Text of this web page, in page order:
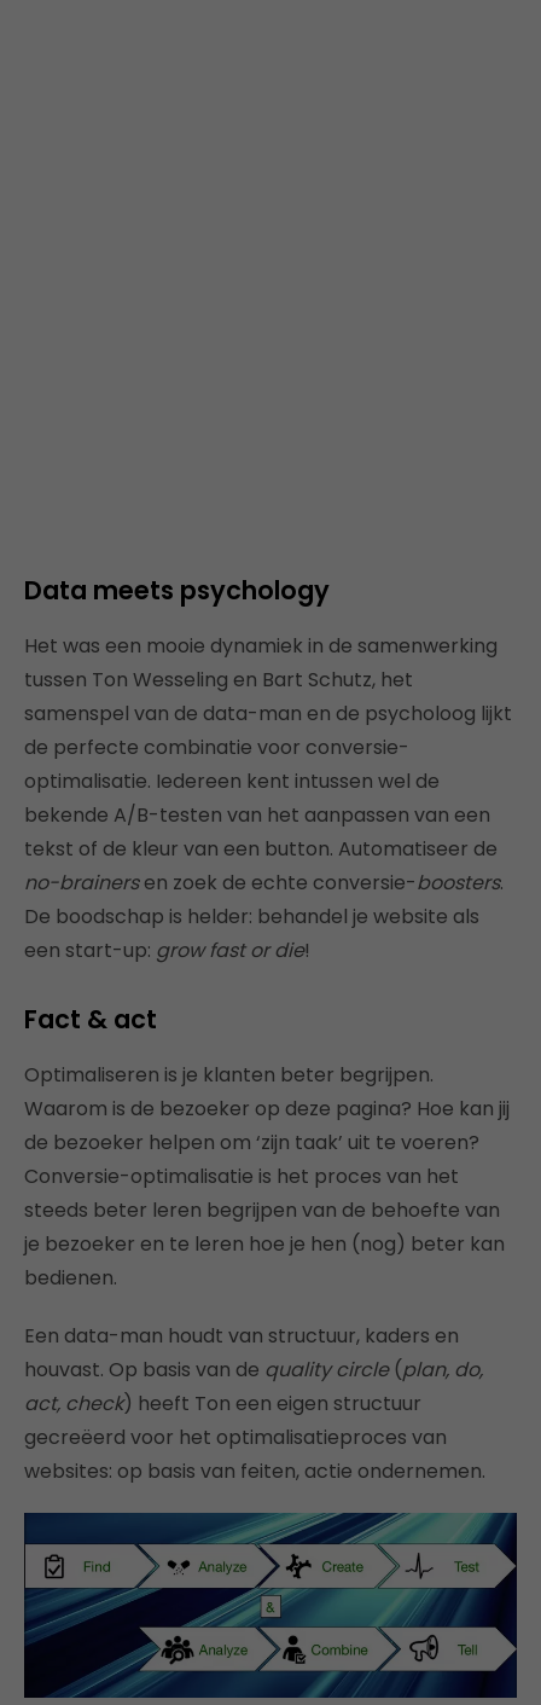
Data meets psychology
Het was een mooie dynamiek in de samenwerking
tussen Ton Wesseling en Bart Schutz, het
samenspel van de data-man en de psycholoog lijkt
de perfecte combinatie voor conversie-
optimalisatie. Iedereen kent intussen wel de
bekende A/B-testen van het aanpassen van een
tekst of de kleur van een button. Automatiseer de
no-brainersen zoek de echte conversie-boosters.
De boodschap is helder: behandel je website als
een start-up: grow fast or die!
Fact & act
Optimaliseren is je klanten beter begrijpen.
Waarom is de bezoeker op deze pagina? Hoe kan jij
de bezoeker helpen om ‘zijn taak’ uit te voeren?
Conversie-optimalisatie is het proces van het
steeds beter leren begrijpen van de behoefte van
je bezoeker en te leren hoe je hen (nog) beter kan
bedienen.
Een data-man houdt van structuur, kaders en
houvast. Op basis van de quality circle(plan, do,
act, check) heeft Ton een eigen structuur
gecreëerd voor het optimalisatieproces van
websites: op basis van feiten, actie ondernemen.